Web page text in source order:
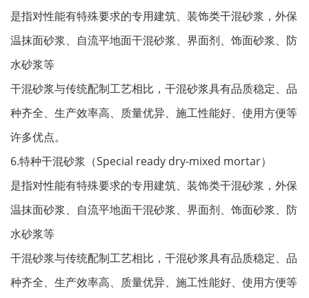
是指对性能有特殊要求的专用建筑、装饰类干混砂浆，外保
温抹面砂浆、自流平地面干混砂浆、界面剂、饰面砂浆、防
水砂浆等
干混砂浆与传统配制工艺相比，干混砂浆具有品质稳定、品
种齐全、生产效率高、质量优异、施工性能好、使用方便等
许多优点。
6.特种干混砂浆（Special ready dry-mixed mortar）
是指对性能有特殊要求的专用建筑、装饰类干混砂浆，外保
温抹面砂浆、自流平地面干混砂浆、界面剂、饰面砂浆、防
水砂浆等
干混砂浆与传统配制工艺相比，干混砂浆具有品质稳定、品
种齐全、生产效率高、质量优异、施工性能好、使用方便等